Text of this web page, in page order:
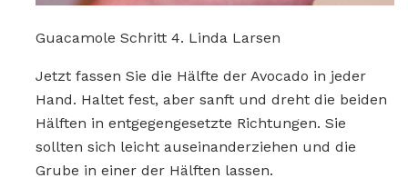
Guacamole Schritt 4. Linda Larsen
Jetzt fassen Sie die Hälfte der Avocado in jeder
Hand. Haltet fest, aber sanft und dreht die beiden
Hälften in entgegengesetzte Richtungen. Sie
sollten sich leicht auseinanderziehen und die
Grube in einer der Hälften lassen.